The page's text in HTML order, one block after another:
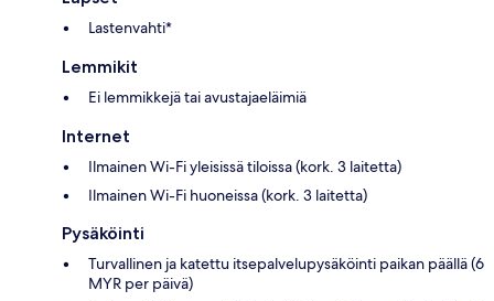
Lastenvahti*
Lemmikit
Ei lemmikkejä tai avustajaeläimiä
Internet
Ilmainen Wi-Fi yleisissä tiloissa (kork. 3 laitetta)
Ilmainen Wi-Fi huoneissa (kork. 3 laitetta)
Pysäköinti
Turvallinen ja katettu itsepalvelupysäköinti paikan päällä (6
MYR per päivä)